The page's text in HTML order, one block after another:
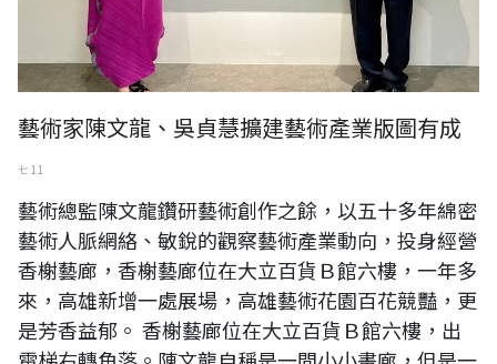
藝術家陳文龍、吳貞慧擴建藝術產業版圖有成
七 11
藝術總監陳文龍鑽研藝術創作之餘，以五十多年綿密
藝術人脈網絡、敏銳的觀察藝術產業動向，投身經營
香榭藝廊，香榭藝廊位在大立百貨Ｂ館六樓，一年多
來，高雄新增一處展場，高雄藝術花園百花競豔，更
是芳香益郁。 香榭藝廊位在大立百貨Ｂ館六樓，出